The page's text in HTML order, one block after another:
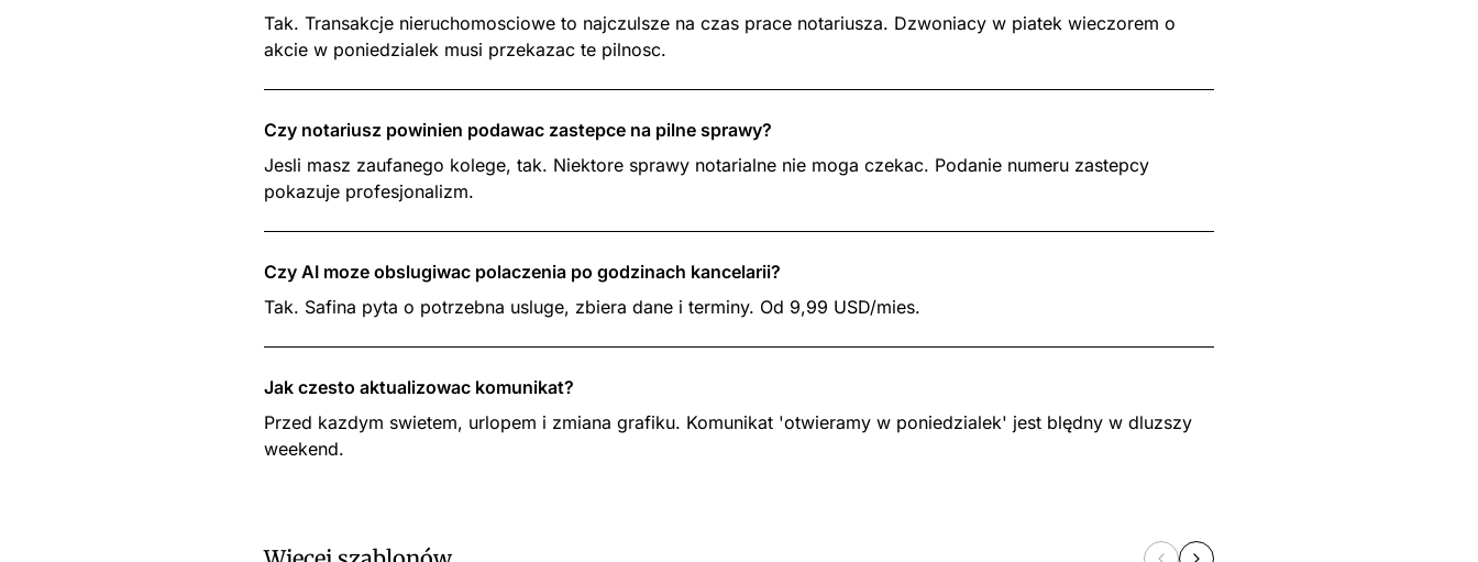
Tak. Transakcje nieruchomosciowe to najczulsze na czas prace notariusza. Dzwoniacy w piatek wieczorem o
akcie w poniedzialek musi przekazac te pilnosc.
Czy notariusz powinien podawac zastepce na pilne sprawy?
Jesli masz zaufanego kolege, tak. Niektore sprawy notarialne nie moga czekac. Podanie numeru zastepcy
pokazuje profesjonalizm.
Czy AI moze obslugiwac polaczenia po godzinach kancelarii?
Tak. Safina pyta o potrzebna usluge, zbiera dane i terminy. Od 9,99 USD/mies.
Jak czesto aktualizowac komunikat?
Przed kazdym swietem, urlopem i zmiana grafiku. Komunikat 'otwieramy w poniedzialek' jest blędny w dluzszy
weekend.